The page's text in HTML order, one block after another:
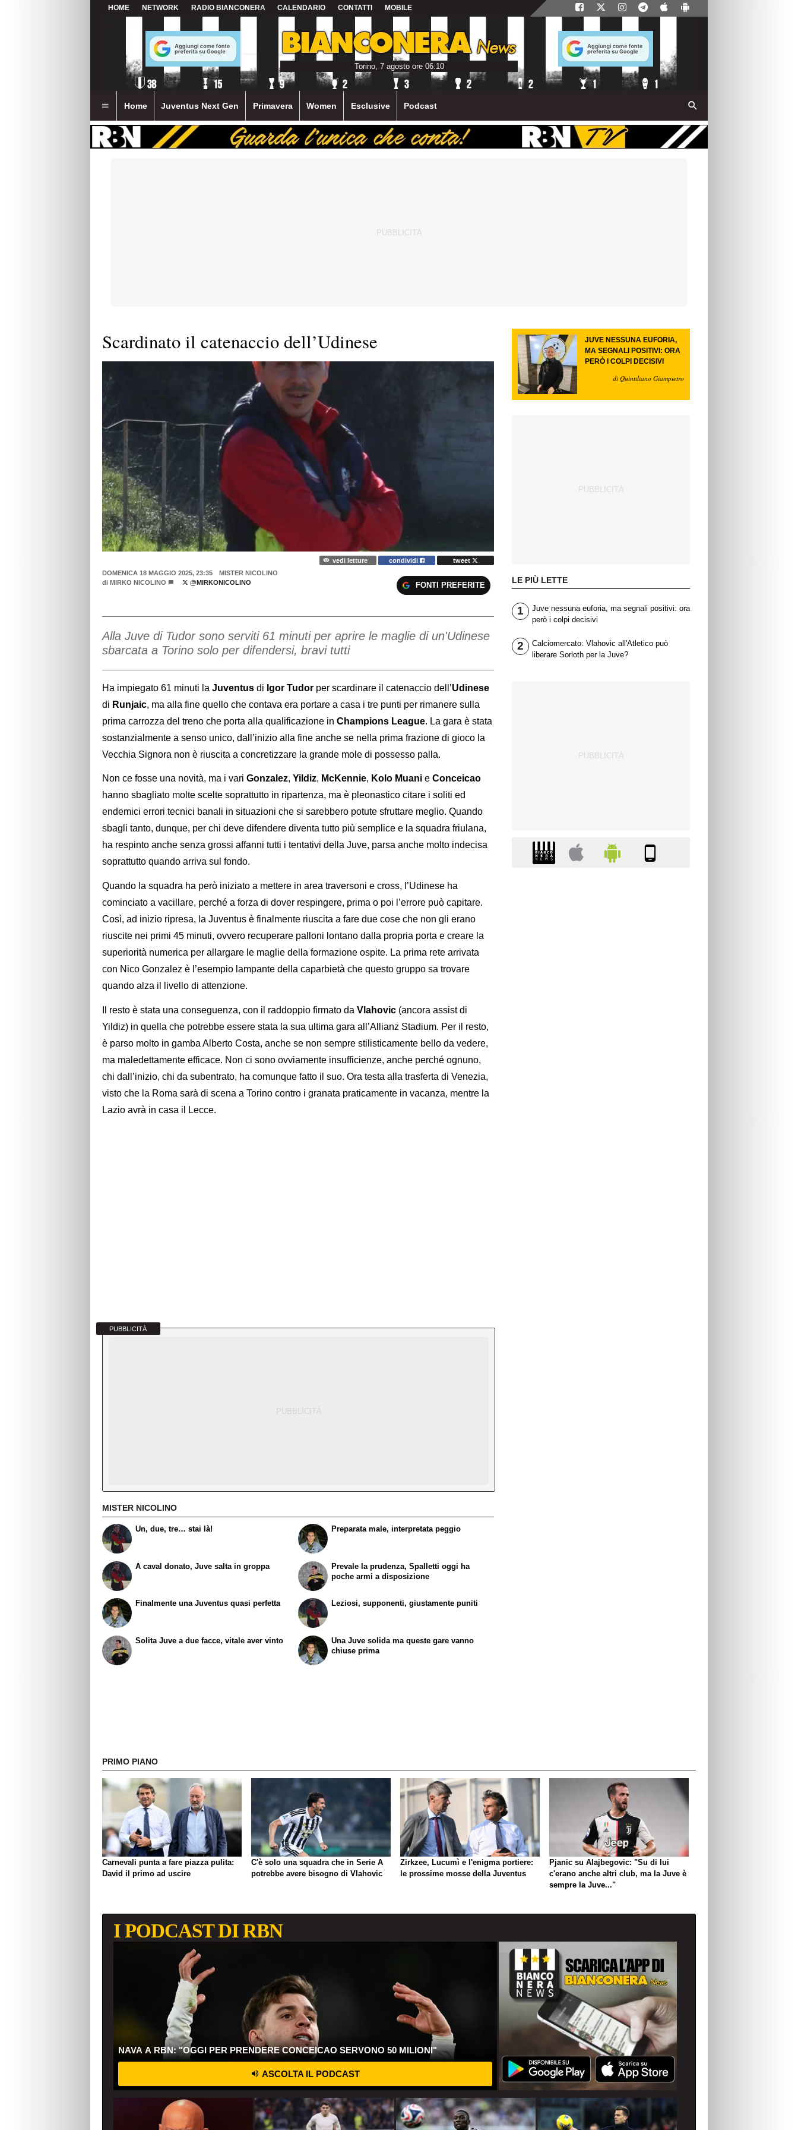
HOME NETWORK RADIO BIANCONERA CALENDARIO CONTATTI MOBILE
Torino, 7 agosto ore 06:10
Home Juventus Next Gen Primavera Women Esclusive Podcast
Scardinato il catenaccio dell’Udinese
vedi letture condividi
tweet
DOMENICA 18 MAGGIO 2025, 23:35
MISTER NICOLINO
di MIRKO NICOLINO @MIRKONICOLINO FONTI PREFERITE
Alla Juve di Tudor sono serviti 61 minuti per aprire le maglie di un'Udinese
sbarcata a Torino solo per difendersi, bravi tutti
Ha impiegato 61 minuti la Juventus di Igor Tudor per scardinare il catenaccio dell’Udinese
di Runjaic, ma alla fine quello che contava era portare a casa i tre punti per rimanere sulla
prima carrozza del treno che porta alla qualificazione in Champions League. La gara è stata
sostanzialmente a senso unico, dall’inizio alla fine anche se nella prima frazione di gioco la
Vecchia Signora non è riuscita a concretizzare la grande mole di possesso palla.
Non ce fosse una novità, ma i vari Gonzalez, Yildiz, McKennie, Kolo Muani e Conceicao
hanno sbagliato molte scelte soprattutto in ripartenza, ma è pleonastico citare i soliti ed
endemici errori tecnici banali in situazioni che si sarebbero potute sfruttare meglio. Quando
sbagli tanto, dunque, per chi deve difendere diventa tutto più semplice e la squadra friulana,
ha respinto anche senza grossi affanni tutti i tentativi della Juve, parsa anche molto indecisa
soprattutto quando arriva sul fondo.
Quando la squadra ha però iniziato a mettere in area traversoni e cross, l’Udinese ha
cominciato a vacillare, perché a forza di dover respingere, prima o poi l’errore può capitare.
Così, ad inizio ripresa, la Juventus è finalmente riuscita a fare due cose che non gli erano
riuscite nei primi 45 minuti, ovvero recuperare palloni lontano dalla propria porta e creare la
superiorità numerica per allargare le maglie della formazione ospite. La prima rete arrivata
con Nico Gonzalez è l’esempio lampante della caparbietà che questo gruppo sa trovare
quando alza il livello di attenzione.
Il resto è stata una conseguenza, con il raddoppio firmato da Vlahovic (ancora assist di
Yildiz) in quella che potrebbe essere stata la sua ultima gara all’Allianz Stadium. Per il resto,
è parso molto in gamba Alberto Costa, anche se non sempre stilisticamente bello da vedere,
ma maledettamente efficace. Non ci sono ovviamente insufficienze, anche perché ognuno,
chi dall’inizio, chi da subentrato, ha comunque fatto il suo. Ora testa alla trasferta di Venezia,
visto che la Roma sarà di scena a Torino contro i granata praticamente in vacanza, mentre la
Lazio avrà in casa il Lecce.
PUBBLICITÀ
MISTER NICOLINO
Un, due, tre… stai là!
A caval donato, Juve salta in groppa
Preparata male, interpretata peggio
Prevale la prudenza, Spalletti oggi ha
poche armi a disposizione
Finalmente una Juventus quasi perfetta
Solita Juve a due facce, vitale aver vinto
Leziosi, supponenti, giustamente puniti
Una Juve solida ma queste gare vanno
chiuse prima
JUVE NESSUNA EUFORIA,
MA SEGNALI POSITIVI: ORA
PERÒ I COLPI DECISIVI
di Quintiliano Giampietro
LE PIÙ LETTE
1
Juve nessuna euforia, ma segnali positivi: ora
però i colpi decisivi
2
Calciomercato: Vlahovic all'Atletico può
liberare Sorloth per la Juve?
PRIMO PIANO
Carnevali punta a fare piazza pulita:
David il primo ad uscire
C'è solo una squadra che in Serie A
potrebbe avere bisogno di Vlahovic
Zirkzee, Lucumì e l'enigma portiere:
le prossime mosse della Juventus
Pjanic su Alajbegovic: "Su di lui
c'erano anche altri club, ma la Juve è
sempre la Juve..."
I PODCAST DI RBN
NAVA A RBN: "OGGI PER PRENDERE CONCEICAO SERVONO 50 MILIONI"
ASCOLTA IL PODCAST